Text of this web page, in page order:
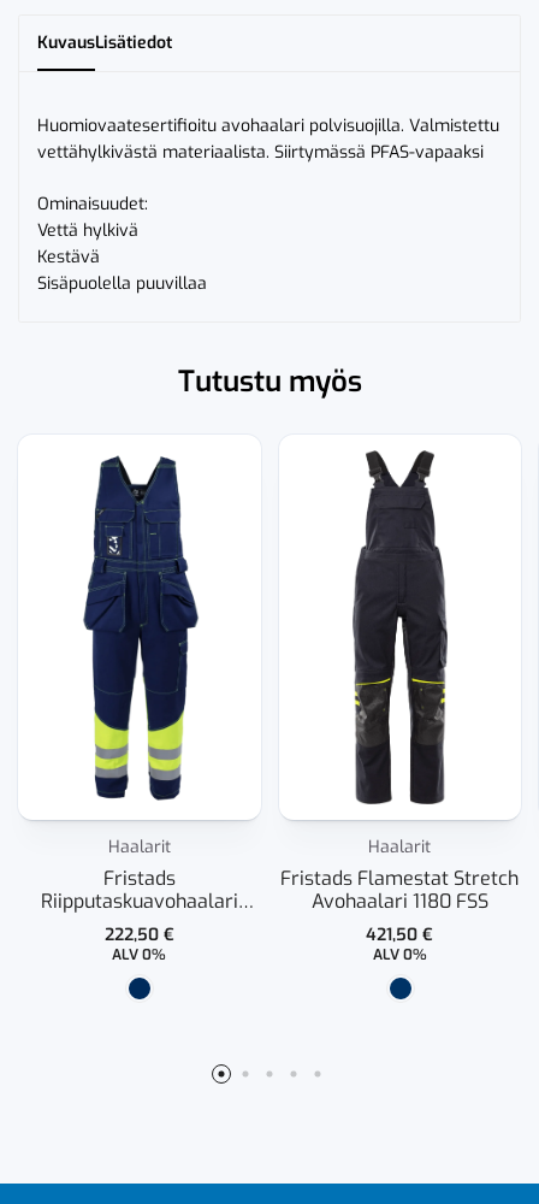
KuvausLisätiedot
Huomiovaatesertifioitu avohaalari polvisuojilla. Valmistettu
vettähylkivästä materiaalista. Siirtymässä PFAS-vapaaksi
Ominaisuudet:
Vettä hylkivä
Kestävä
Sisäpuolella puuvillaa
Tutustu myös
Haalarit
Fristads
Riipputaskuavohaalari
Hivis FR 1.0
222,50 €
ALV 0%
Haalarit
Fristads Flamestat Stretch
Avohaalari 1180 FSS
421,50€
ALV 0%